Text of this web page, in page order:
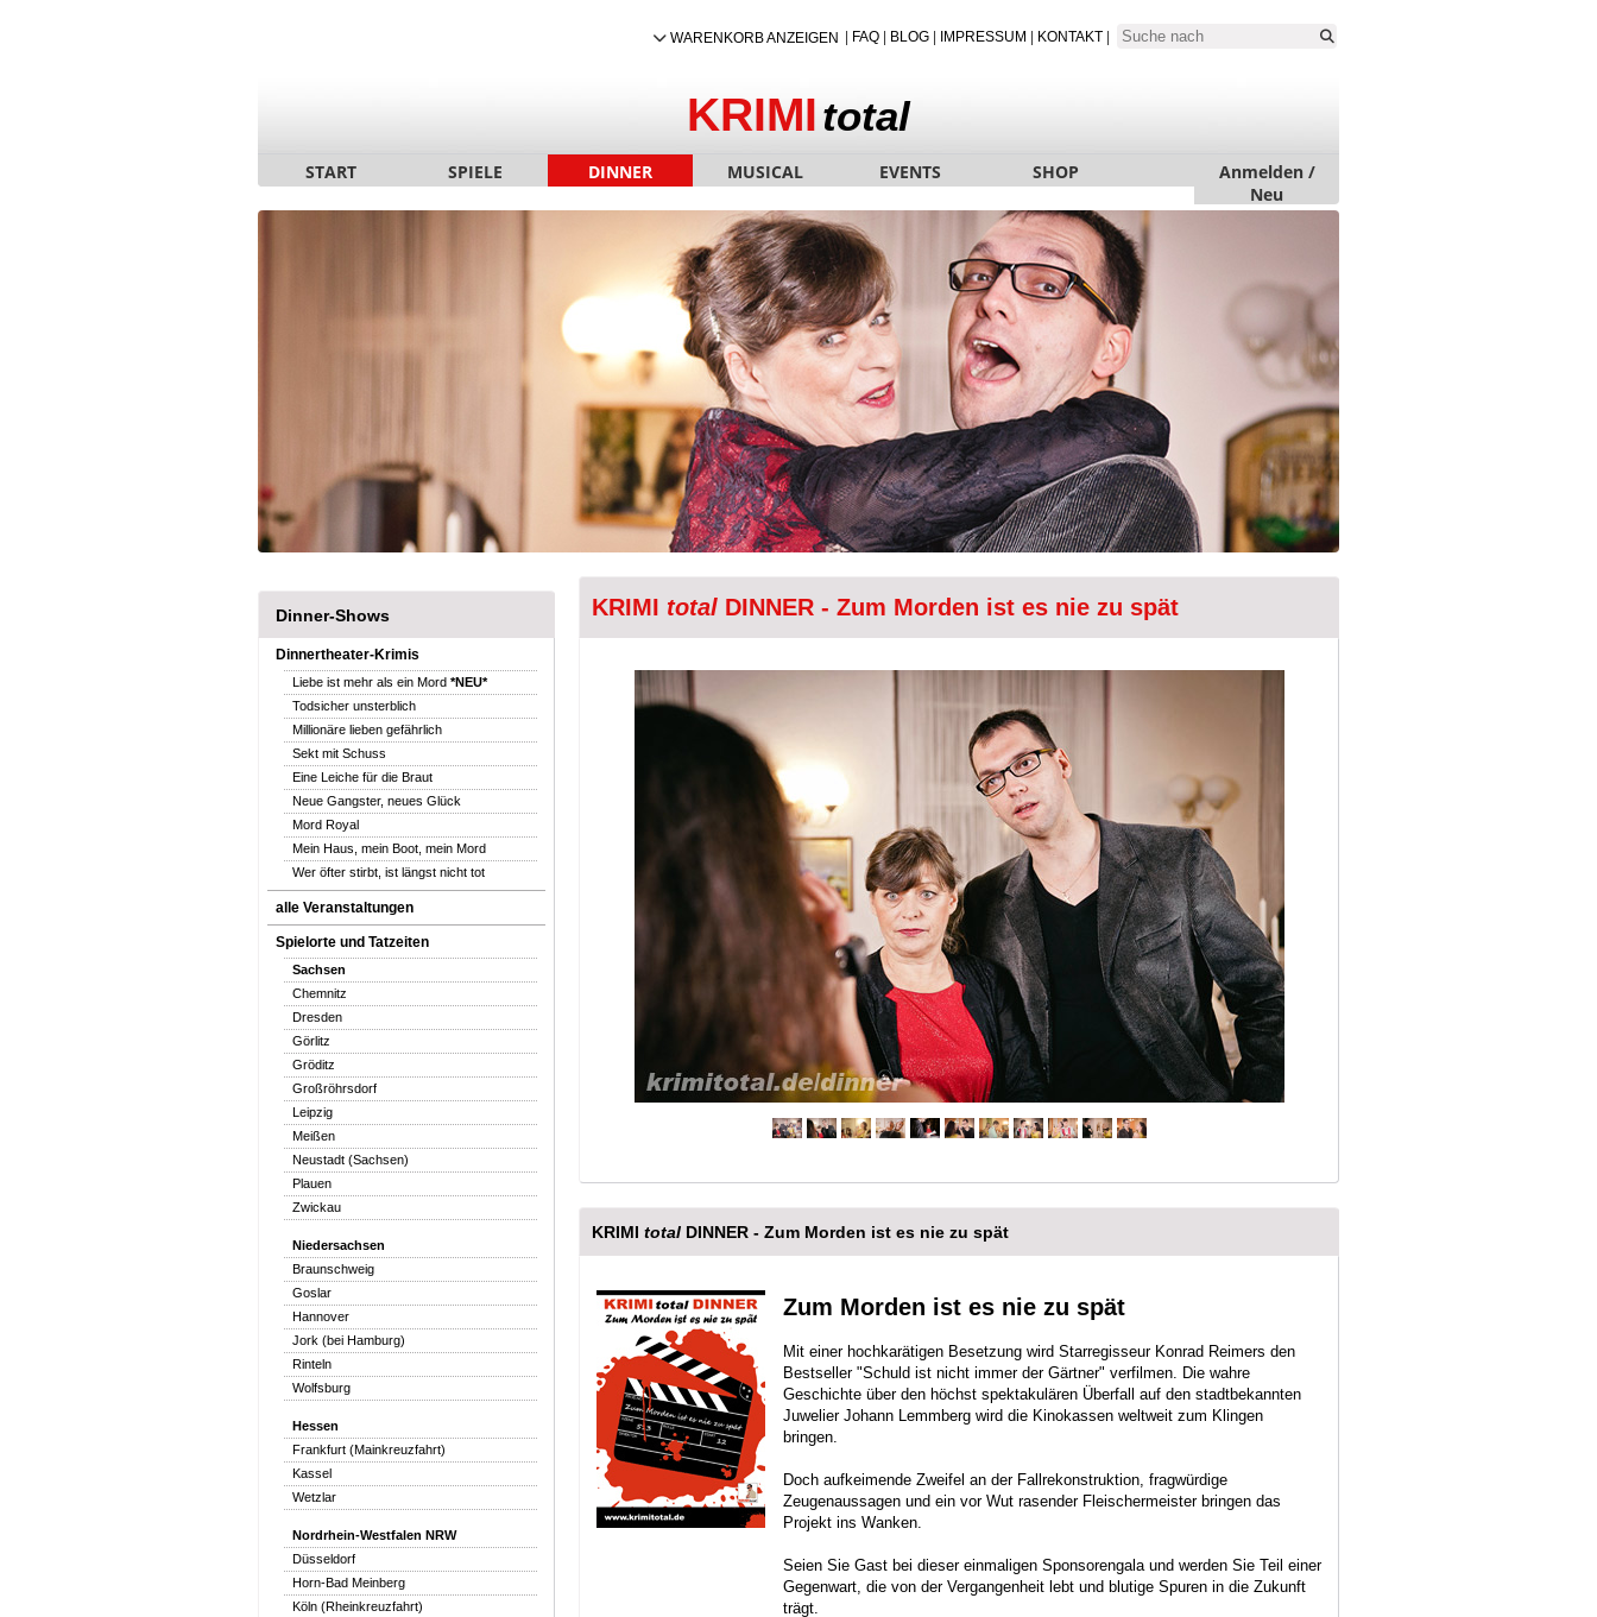
FAQ| BLOG| IMPRESSUM KONTAKT|
WARENKORB ANZEIGEN
KRIMItotal
START SPIELE DINNER MUSICAL EVENTS SHOP
Anmelden /
Neu
Dinner-Shows
Dinnertheater-Krimis
Liebe ist mehr als ein Mord *NEU*
Todsicher unsterblich
Millionäre lieben gefährlich
Sekt mit Schuss
Eine Leiche für die Braut
Neue Gangster, neues Glück
Mord Royal
Mein Haus, mein Boot, mein Mord
Wer öfter stirbt, ist längst nicht tot
alle Veranstaltungen
Spielorte und Tatzeiten
Sachsen
Chemnitz
Dresden
Görlitz
Gröditz
Großröhrsdorf
Leipzig
Meißen
Neustadt (Sachsen)
Plauen
Zwickau
Niedersachsen
Braunschweig
Goslar
Hannover
Jork (bei Hamburg)
Rinteln
Wolfsburg
Hessen
Frankfurt (Mainkreuzfahrt)
Kassel
Wetzlar
Nordrhein-Westfalen NRW
Düsseldorf
Horn-Bad Meinberg
Köln (Rheinkreuzfahrt)
KRIMI total DINNER - Zum Morden ist es nie zu spät
KRIMI total DINNER - Zum Morden ist es nie zu spät
Zum Morden ist es nie zu spät
Mit einer hochkarätigen Besetzung wird Starregisseur Konrad Reimers den
Bestseller "Schuld ist nicht immer der Gärtner" verfilmen. Die wahre
Geschichte über den höchst spektakulären Überfall auf den stadtbekannten
Juwelier Johann Lemmberg wird die Kinokassen weltweit zum Klingen
bringen.
Doch aufkeimende Zweifel an der Fallrekonstruktion, fragwürdige
Zeugenaussagen und ein vor Wut rasender Fleischermeister bringen das
Projekt ins Wanken.
Seien Sie Gast bei dieser einmaligen Sponsorengala und werden Sie Teil einer
Gegenwart, die von der Vergangenheit lebt und blutige Spuren in die Zukunft
trägt.